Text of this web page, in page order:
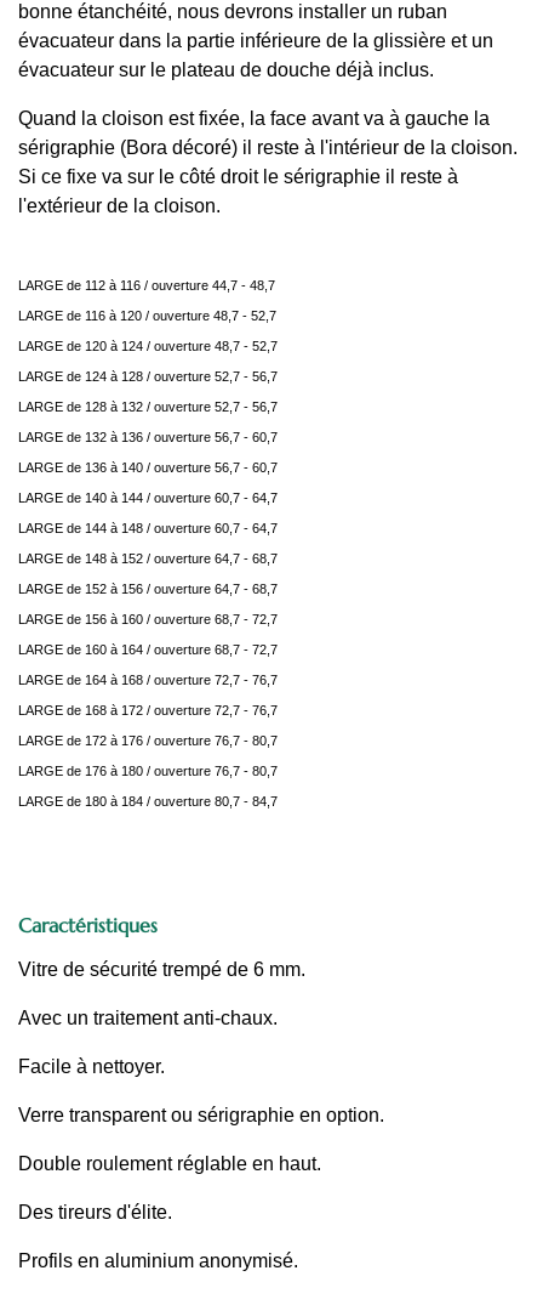
bonne étanchéité, nous devrons installer un ruban
évacuateur dans la partie inférieure de la glissière et un
évacuateur sur le plateau de douche déjà inclus.
Quand la cloison est fixée, la face avant va à gauche la
sérigraphie (Bora décoré) il reste à l'intérieur de la cloison.
Si ce fixe va sur le côté droit le sérigraphie il reste à
l'extérieur de la cloison.
LARGE de 112 à 116 / ouverture 44,7 - 48,7
LARGE de 116 à 120 / ouverture 48,7 - 52,7
LARGE de 120 à 124 / ouverture 48,7 - 52,7
LARGE de 124 à 128 / ouverture 52,7 - 56,7
LARGE de 128 à 132 / ouverture 52,7 - 56,7
LARGE de 132 à 136 / ouverture 56,7 - 60,7
LARGE de 136 à 140 / ouverture 56,7 - 60,7
LARGE de 140 à 144 / ouverture 60,7 - 64,7
LARGE de 144 à 148 / ouverture 60,7 - 64,7
LARGE de 148 à 152 / ouverture 64,7 - 68,7
LARGE de 152 à 156 / ouverture 64,7 - 68,7
LARGE de 156 à 160 / ouverture 68,7 - 72,7
LARGE de 160 à 164 / ouverture 68,7 - 72,7
LARGE de 164 à 168 / ouverture 72,7 - 76,7
LARGE de 168 à 172 / ouverture 72,7 - 76,7
LARGE de 172 à 176 / ouverture 76,7 - 80,7
LARGE de 176 à 180 / ouverture 76,7 - 80,7
LARGE de 180 à 184 / ouverture 80,7 - 84,7
Caractéristiques
Vitre de sécurité trempé de 6 mm.
Avec un traitement anti-chaux.
Facile à nettoyer.
Verre transparent ou sérigraphie en option.
Double roulement réglable en haut.
Des tireurs d'élite.
Profils en aluminium anonymisé.